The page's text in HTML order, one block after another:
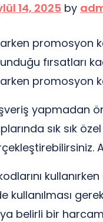
14, 2025 by
promosyon
fırsatları
promosyon
yapmadan
sık sık
kullanılması
belirli bir